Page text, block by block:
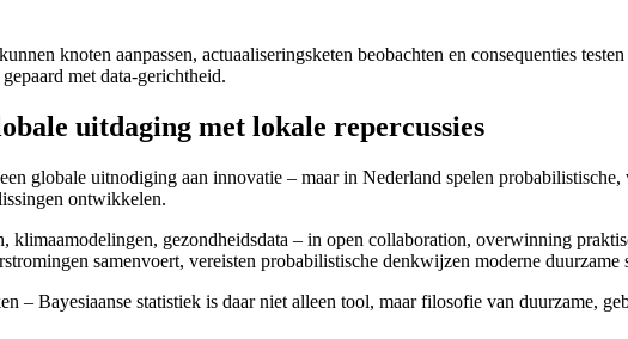
knoten aanpassen, actuaaliseringsketen beobachten en consequenties
met data-gerichtheid.
uitdaging met lokale repercussies
globale uitnodiging aan innovatie – maar in Nederland spelen
ontwikkelen.
gezondheidsdata – in open collaboration, overwinning
samenvoert, vereisten probabilistische denkwijzen moderne duurzame
– Bayesiaanse statistiek is daar niet alleen tool, maar filosofie van duurzame,